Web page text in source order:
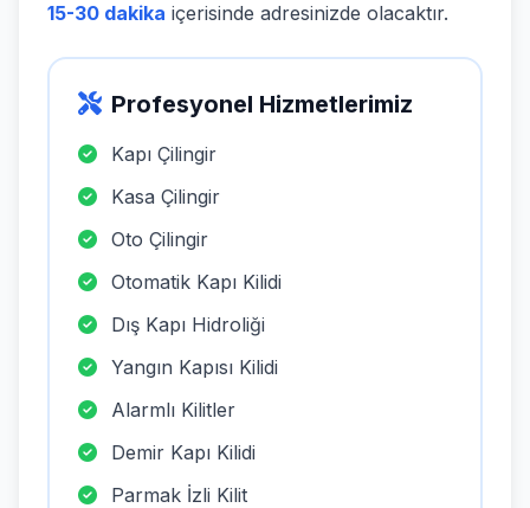
15-30 dakika içerisinde adresinizde olacaktır.
Profesyonel Hizmetlerimiz
Kapı Çilingir
Kasa Çilingir
Oto Çilingir
Otomatik Kapı Kilidi
Dış Kapı Hidroliği
Yangın Kapısı Kilidi
Alarmlı Kilitler
Demir Kapı Kilidi
Parmak İzli Kilit